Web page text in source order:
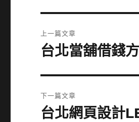
章
上一篇文章
上
篇
文
章:
台北當舖借錢
下一篇文章
下
台北網頁設計